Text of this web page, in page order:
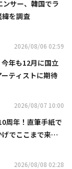
サー、韓国でラ
を調査
2026/08/06 02:59
今年も12月に国立
ティストに期待
2026/08/07 10:00
周年！直筆手紙で
でここまで来ら
2026/08/08 02:28